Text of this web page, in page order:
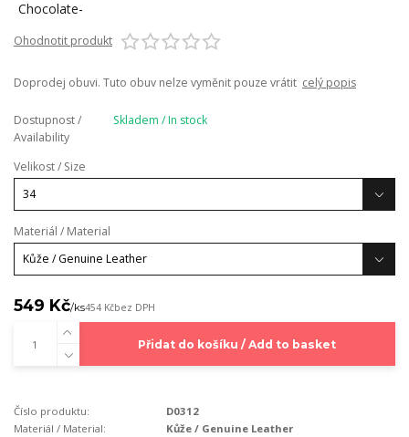
Ohodnotit produkt
Doprodej obuvi. Tuto obuv nelze vyměnit pouze vrátit celý popis
Dostupnost /
Availability
Skladem / In stock
Velikost / Size
Materiál / Material
549 Kč/ks454 Kčbez DPH
Přidat do košíku / Add to basket
Číslo produktu:
D0312
Materiál / Material:
Kůže / Genuine Leather